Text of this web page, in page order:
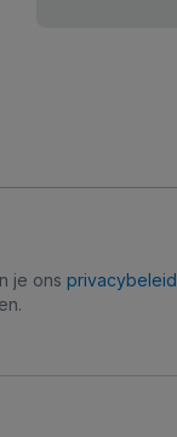
je ons privacybeleid